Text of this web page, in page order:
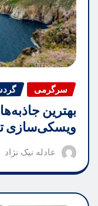
سرگرمی
بهترین
ویسکی‌سازی تا
عادله نیک نژاد